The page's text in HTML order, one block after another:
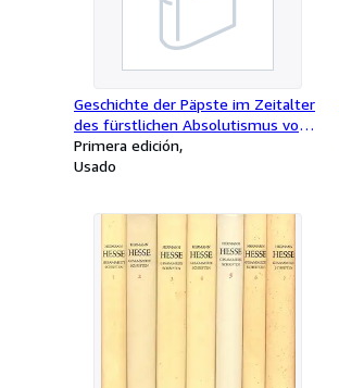
Geschichte der Päpste im Zeitalter
des fürstlichen Absolutismus von
der Wahl Innozenz' X. bis zum
Tode Innosenz'XII. 1644-1700). 2
Primera edición
Usado